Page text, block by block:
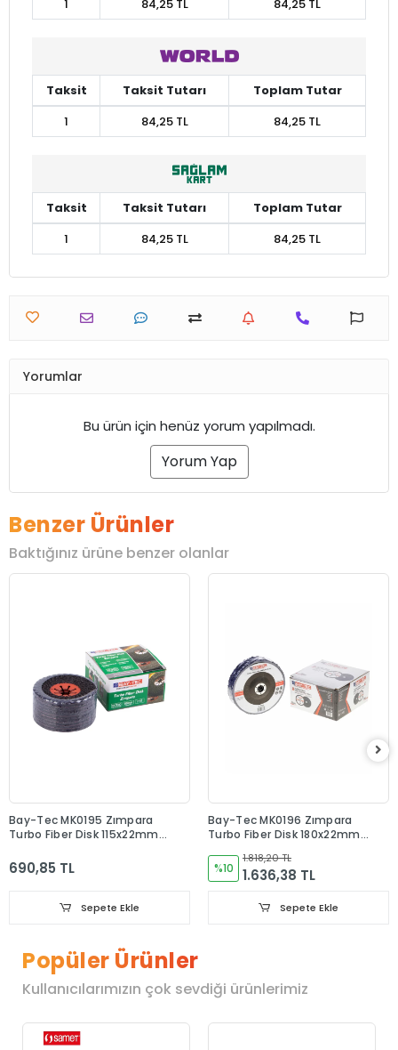
1 84,25 TL 84,25 TL
Taksit Taksit Tutarı
Toplam Tutar
1
84,25 TL 84,25 TL
Taksit Taksit Tutarı
Toplam Tutar
1
84,25 TL 84,25 TL
Yorumlar
Bu ürün için henüz yorum yapılmadı.
Yorum Yap
Benzer Ürünler
Baktığınız ürüne benzer olanlar
Bay-Tec MK0195 Zımpara
Turbo Fiber Disk 115x22mm
690,85 TL
Sepete Ekle
Bay-Tec MK0196 Zımpara
Turbo Fiber Disk 180x22mm
%10
1.818,20 TL
1.636,38 TL
Sepete Ekle
Popüler Ürünler
Kullanıcılarımızın çok sevdiği ürünlerimiz